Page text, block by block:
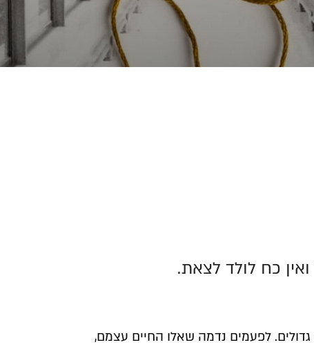
כח לולד לצאת.
לפעמים נדמה שאלו החיים עצמם,